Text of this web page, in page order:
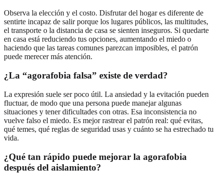
Observa la elección y el costo. Disfrutar del hogar es diferente de
sentirte incapaz de salir porque los lugares públicos, las multitudes,
el transporte o la distancia de casa se sienten inseguros. Si quedarte
en casa está reduciendo tus opciones, aumentando el miedo o
haciendo que las tareas comunes parezcan imposibles, el patrón
puede merecer más atención.
¿La “agorafobia falsa” existe de verdad?
La expresión suele ser poco útil. La ansiedad y la evitación pueden
fluctuar, de modo que una persona puede manejar algunas
situaciones y tener dificultades con otras. Esa inconsistencia no
vuelve falso el miedo. Es mejor rastrear el patrón real: qué evitas,
qué temes, qué reglas de seguridad usas y cuánto se ha estrechado tu
vida.
¿Qué tan rápido puede mejorar la agorafobia
después del aislamiento?